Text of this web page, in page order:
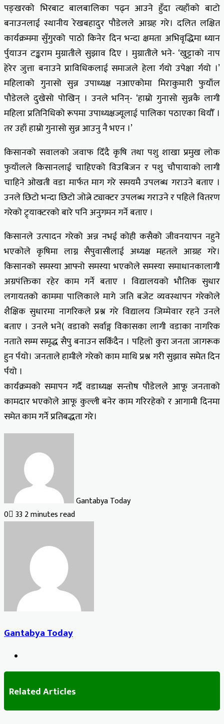
पङ्खरको भिरबाट बालबालिका पढ्न आउने हुँदा त्यहाँको बाटो
बनाउनलाई स्थानीय रेखबहादुर पौडेलले आग्रह गरे। दलित लक्षित
कार्यक्रममा सुँगुरको पाठो किनेर दिन भन्दा क्षमता अभिवृद्धिमा ध्यान
र्पुयाउन टङ्कराम मुग्रातीले सुझाव दिए । मुग्रातीले भने- ‘खुट्टाको नाप
हेरेर जुत्ता बनाउने प्राविधिकलाई समाजले हेला र्गयो उपेक्षा र्गयो ।’
महिलाको गुनासो सुन्न उपाध्यक्ष नआएकोमा मिराकुमारी फुयाँल
पौडेलले दुखेसो पोखिन् । उनले भनिन्- ‘हाम्रो गुनासो सुन्नकै लागी
महिला प्रतिनिधिको रूपमा उपाध्यक्षज्यूलाई पालिका पठाएका थियौँ ।
तर उहाँ हाम्रो गुनासो सुन्न आउनु नै भएन ।’
किसानको सवालको जवाफ दिँदै कृषि तथा पशु शाखा प्रमुख लोक
फुयाँलले किसानलाई चाहिएको विउबिजन र पशु चौपायाको लागी
चाहिने ओखती वडा मार्फत माग गरे समयमै उपलब्ध गराउने बताए ।
उनले छिटो भन्दा छिटो जोत्ने ट्याक्टर उपलब्ध गराउने र पहिले वितरण
गरेको ट्र्याक्टरको बारे पनि अनुगमन गर्ने बताए ।
किसानले उत्पादन गरेको अन्न नभई कोही कसैको जीवनयापन नहुने
भएकोले कृषिमा लाग्न सैपुवासीलाई अध्यक्ष महतले आग्रह गरे।
किसानको समस्या आफ्नो समस्या भएकोले समस्या समाधानकालागी
अग्रपंक्तिका रहेर काम गर्ने बताए । विद्यालयको भौतिक सुधार
लगायतको काममा पालिकाले मागे जति बजेट व्यवस्थापन गरेकोले
शैक्षिक सुधारमा नागरिकले प्रश्न गरे विद्यालय जिम्मेवार रहने उनले
बताए । उनले भने( वडाको सर्वाङ्ग विकासका लागी वडाका नागरिक
नताते सम्म समृद्ध सैपु बनाउन सकिँदैन । पहिलो कुरा जनता जागरूक
हुन र्पयो। जनताले हामीले गरेको काम माथि प्रश्न गरी सुझाव समेत दिन
र्पयो ।
कार्यक्रमको समापन गर्दै वडाध्यक्ष सन्तोष पौडेलले आफू जनताको
कामदार भएकोले आफू कुल्ली बनेर काम गरिरहेको र आगामी दिनमा
समेत काम गर्ने प्रतिबद्धता गरे।
Gantabya Today
0 33 2 minutes read
Gantabya Today
Related Articles